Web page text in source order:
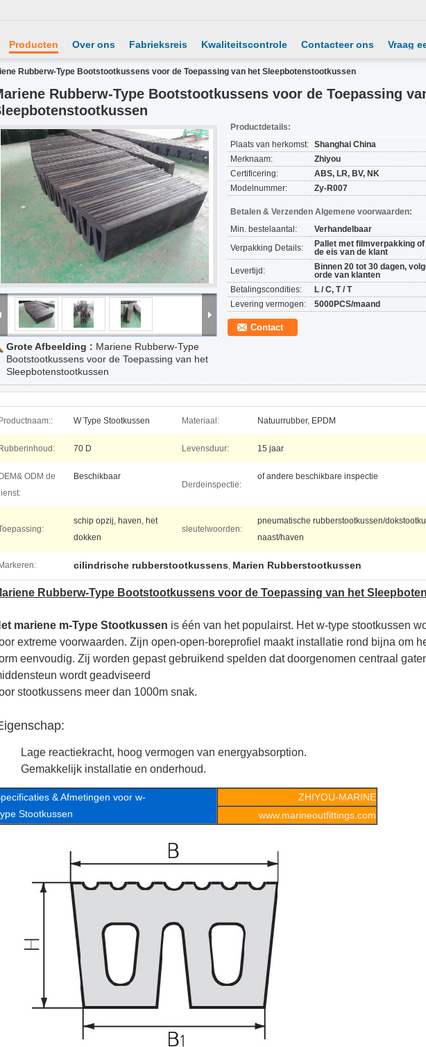
Producten Over ons Fabrieksreis Kwaliteitscontrole Contacteer ons Vraag
Rubberw-Type Bootstootkussens voor de Toepassing van het Sleepbotenstootkussen
Rubberw-Type Bootstootkussens voor de Toepassing
Grote Afbeelding : Mariene Rubberw-Type
Bootstootkussens voor de Toepassing van het
Sleepbotenstootkussen
Productdetails:
Plaats van herkomst: Shanghai China
Merknaam:
Zhiyou
Certificering:
ABS, LR, BV, NK
Modelnummer:
Zy-R007
Betalen & Verzenden Algemene voorwaarden:
Min. bestelaantal:
Verhandelbaar
Verpakking Details:
Pallet met filmverpakking
de eis van de klant
Levertijd:
Binnen 20 tot 30 dagen,
orde van klanten
Betalingscondities:
L / C, T / T
Levering vermogen:
5000PCS/maand
Contact
Productnaam:: W Type Stootkussen Materiaal: Natuurrubber, EPDM
Rubberinhoud: 70 D Levensduur: 15 jaar
ODM de
Beschikbaar
Derdeinspectie:
of andere beschikbare inspectie
schip opzij, haven, het
dokken
sleutelwoorden:
pneumatische rubberstootkussen/
naast/haven
Markeren: cilindrische rubberstootkussens, Marien Rubberstootkussen
Rubberw-Type Bootstootkussens voor de Toepassing van het
mariene m-Type Stootkussen is één van het populairst. Het w-type stootkussen
extreme voorwaarden. Zijn open-open-boreprofiel maakt installatie rond bijna om
eenvoudig. Zij worden gepast gebruikend spelden dat doorgenomen centraal
wordt geadviseerd
stootkussens meer dan 1000m snak.
Lage reactiekracht, hoog vermogen van energyabsorption.
Gemakkelijk installatie en onderhoud.
& Afmetingen voor w-
Stootkussen
ZHIYOU-MARINE
www.marineoutfittings.com